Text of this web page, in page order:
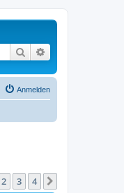
Suche
Anmelden
2 3 4